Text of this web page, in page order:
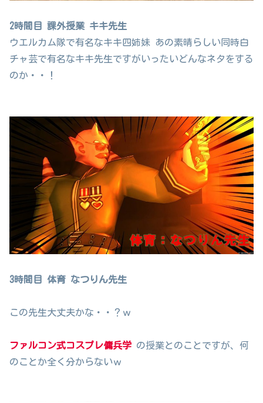
2時間目 課外授業 キキ先生
ウエルカム隊で有名なキキ四姉妹 あの素晴らしい同時白
チャ芸で有名なキキ先生ですがいったいどんなネタをする
のか・・！
3時間目 体育 なつりん先生
この先生大丈夫かな・・？ｗ
ファルコン式コスプレ傭兵学 の授業とのことですが、何
のことか全く分からないｗ